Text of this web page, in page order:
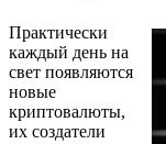
Практически
каждый день на
свет появляются
новые
криптовалюты,
их создатели